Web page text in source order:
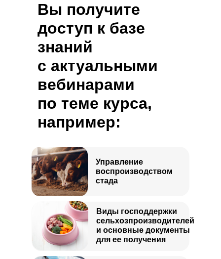
Виды господдержки
сельхозпроизводителей
и основные документы
для ее получения
Управление
воспроизводством
стада
Вы получите
доступ к базе
знаний
с актуальными
вебинарами
по теме курса,
например: